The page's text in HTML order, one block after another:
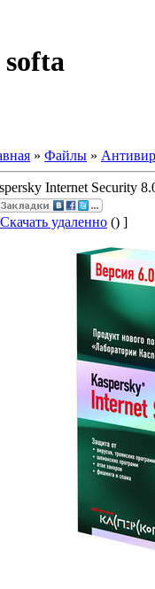
» Файлы »
Internet Security
Скачать удаленно () ]